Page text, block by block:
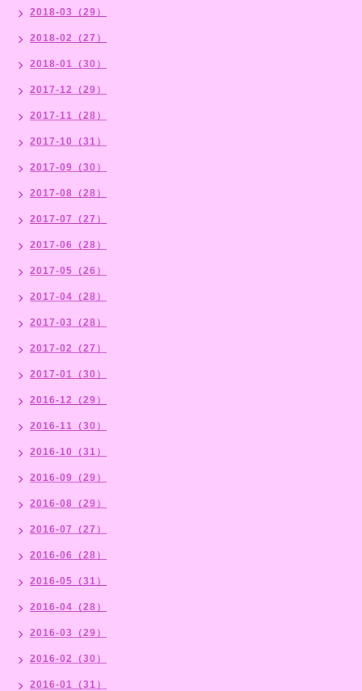
2018-03（29）
2018-02（27）
2018-01（30）
2017-12（29）
2017-11（28）
2017-10（31）
2017-09（30）
2017-08（28）
2017-07（27）
2017-06（28）
2017-05（26）
2017-04（28）
2017-03（28）
2017-02（27）
2017-01（30）
2016-12（29）
2016-11（30）
2016-10（31）
2016-09（29）
2016-08（29）
2016-07（27）
2016-06（28）
2016-05（31）
2016-04（28）
2016-03（29）
2016-02（30）
2016-01（31）